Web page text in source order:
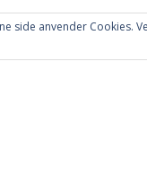
side anvender